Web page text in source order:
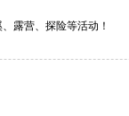
露营、探险等活动！